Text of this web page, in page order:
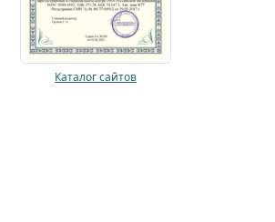
Каталог сайтов